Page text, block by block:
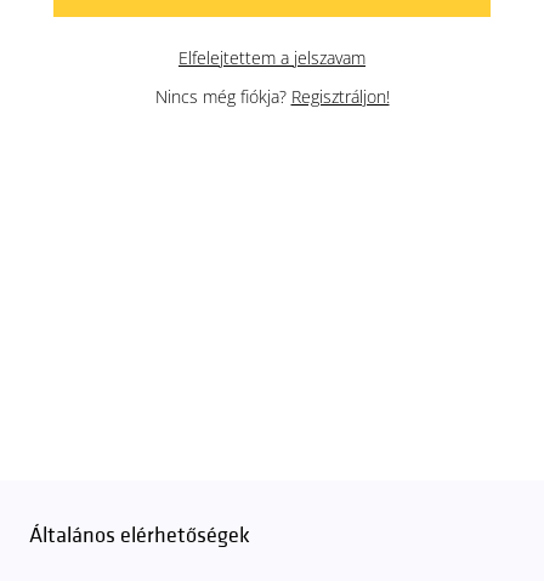
Elfelejtettem a jelszavam
Nincs még fiókja? Regisztráljon!
Általános elérhetőségek